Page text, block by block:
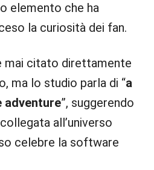
elemento che ha
la curiosità dei fan.
mai citato direttamente
ma lo studio parla di “a
adventure”, suggerendo
all’universo
celebre la software